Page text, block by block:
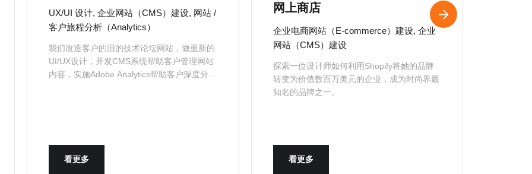
UX/UI 设计, 企业网站（CMS）建设, 网站 /
客户旅程分析（Analytics）
我们改造客户的旧的技术论坛网站，做重新的
UI/UX设计，开发CMS系统帮助客户管理网站
内容，实施Adobe Analytics帮助客户深度分析
看更多
网上商店
企业电商网站（E-commerce）建设, 企业
网站（CMS）建设
探索一位设计师如何利用Shopify将她的品牌
转变为价值数百万美元的企业，成为时尚界最
知名的品牌之一。
看更多